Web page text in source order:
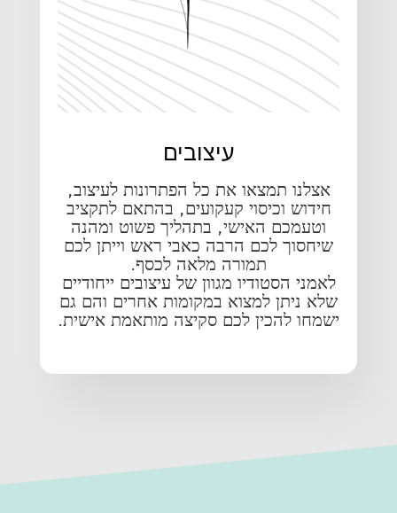
עיצובים
אצלנו תמצאו את כל הפתרונות לעיצוב,
חידוש וכיסוי קעקועים, בהתאם לתקציב
וטעמכם האישי, בתהליך פשוט ומהנה
שיחסוך לכם הרבה כאבי ראש וייתן לכם
תמורה מלאה לכסף.
לאמני הסטודיו מגוון של עיצובים ייחודיים
שלא ניתן למצוא במקומות אחרים והם גם
ישמחו להכין לכם סקיצה מותאמת אישית.